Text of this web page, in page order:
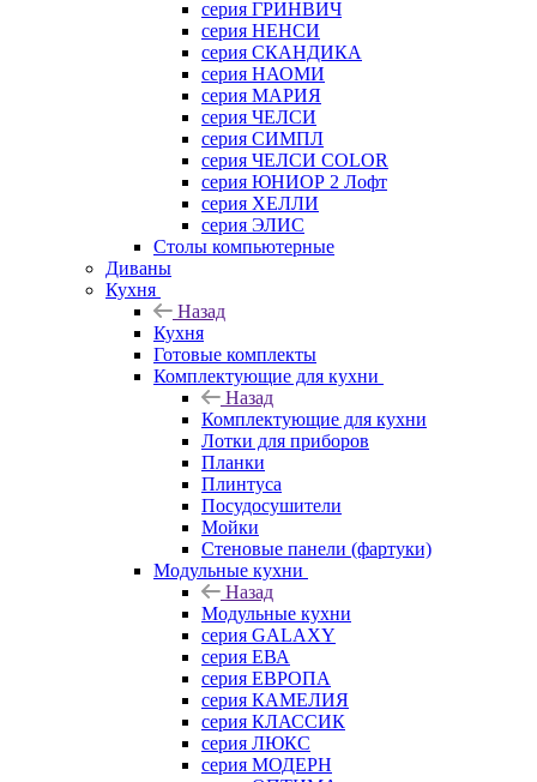
серия ГРИНВИЧ
серия НЕНСИ
серия СКАНДИКА
серия НАОМИ
серия МАРИЯ
серия ЧЕЛСИ
серия СИМПЛ
серия ЧЕЛСИ COLOR
серия ЮНИОР 2 Лофт
серия ХЕЛЛИ
серия ЭЛИС
Столы компьютерные
Диваны
Кухня
Назад
Кухня
Готовые комплекты
Комплектующие для кухни
Назад
Комплектующие для кухни
Лотки для приборов
Планки
Плинтуса
Посудосушители
Мойки
Стеновые панели (фартуки)
Mодульные кухни
Назад
Mодульные кухни
серия GALAXY
серия ЕВА
серия ЕВРОПА
серия КАМЕЛИЯ
серия КЛАССИК
серия ЛЮКС
серия МОДЕРН